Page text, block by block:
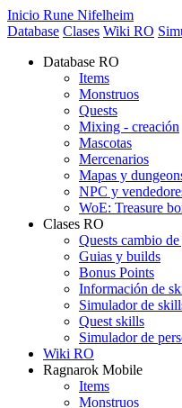
Inicio Rune Nifelheim
Database Clases Wiki RO
Database RO
Items
Monstruos
Quests
Mixing - creación
Mascotas
Mercenarios
Mapas y
NPC y
WoE: Treasure
Clases RO
Quests cambio
Guias y builds
Bonus Points
Información de
Simulador de
Quest skills
Simulador de
Wiki RO
Ragnarok Mobile
Items
Monstruos